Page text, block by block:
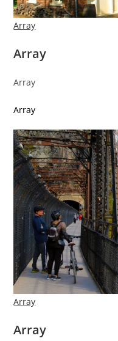
Array
Array
Array
Array
Array
Array